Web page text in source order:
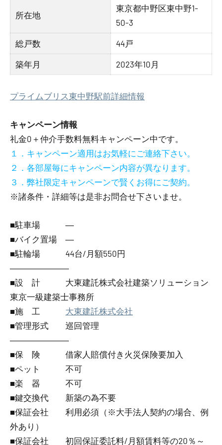
所在地
東京都中野区東中野1-
50-3
総戸数 44戸
築年月 2023年10月
プライムブリス東中野駅前詳細情報
キャンペーン情報
礼金0 ＋ 仲介手数料無料キャンペーン中です。
１．キャンペーン適用はお気軽にご連絡下さい。
２．各部屋毎にキャンペーン内容が異なります。
３．弊社限定キャンペーンで賢くお得にご契約。
※諸条件・詳細等は是非お問合せ下さいませ。
■駐車場 ―
■バイク置場 ―
■駐輪場 44台/月額550円
―――――――
■設 計 大東建託株式会社建築ソリューション
東京一級建築士事務所
■施 工 大東建託株式会社
■管理形式 巡回管理
―――――――
■保 険 借家人賠償付き火災保険要加入
■ペット 不可
■楽 器 不可
■鍵交換代 新築の為不要
■保証会社 利用必須（※大手法人契約の場合、例
外あり）
■保証会社 初回保証委託料/月額賃料等の20％～